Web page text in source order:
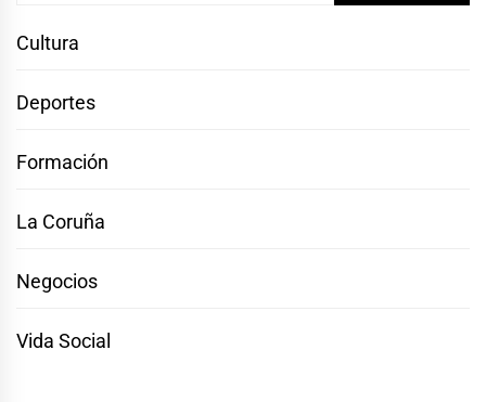
Cultura
Deportes
Formación
La Coruña
Negocios
Vida Social